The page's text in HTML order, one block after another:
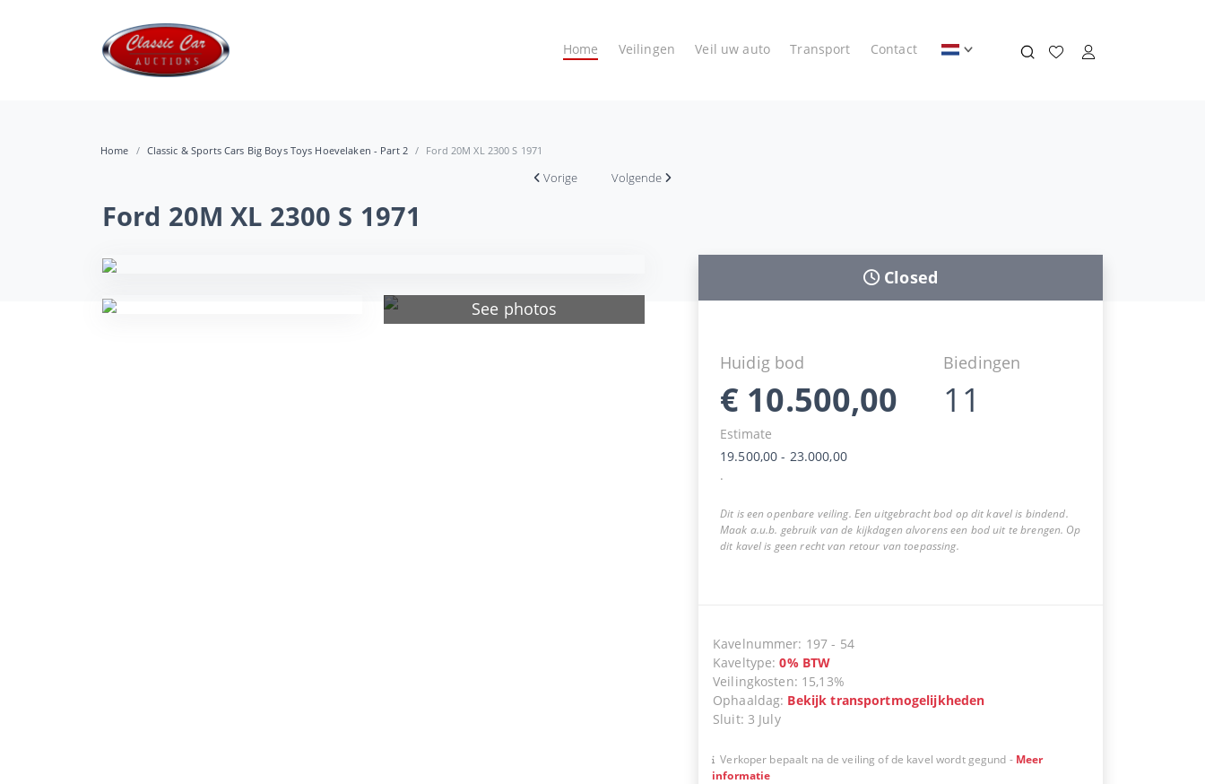
Home Veilingen Veil uw auto Transport Contact
Home Classic & Sports Cars Big Boys Toys Hoevelaken - Part 2 Ford 20M XL 2300 S 1971
Vorige Volgende
Ford 20M XL 2300 S 1971
See photos
Closed
Huidig bod
€ 10.500,00
Biedingen
11
Estimate
19.500,00 - 23.000,00
.
Dit is een openbare veiling. Een uitgebracht bod op dit kavel is bindend.
Maak a.u.b. gebruik van de kijkdagen alvorens een bod uit te brengen. Op
dit kavel is geen recht van retour van toepassing.
Kavelnummer: 197 - 54
Kaveltype:0% BTW
Veilingkosten: 15,13%
Ophaaldag: Bekijk transportmogelijkheden
Sluit: 3 July
Verkoper bepaalt na de veiling of de kavel wordt gegund - Meer
informatie